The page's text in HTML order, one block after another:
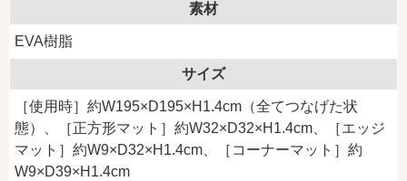
素材
EVA樹脂
サイズ
［使用時］約W195×D195×H1.4cm（全てつなげた状
態）、［正方形マット］約W32×D32×H1.4cm、［エッジ
マット］約W9×D32×H1.4cm、［コーナーマット］約
W9×D39×H1.4cm